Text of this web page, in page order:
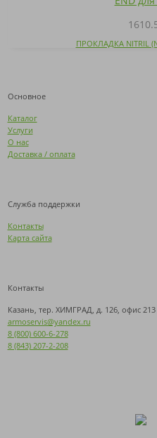
ПРОКЛАДКА NITRIL
Основное
Каталог
Услуги
О нас
Доставка / оплата
Служба поддержки
Контакты
Карта сайта
Контакты
Казань, тер. ХИМГРАД, д. 126, офис 213
armoservis@yandex.ru
8 (800) 600-6-278
8 (843) 207-2-208